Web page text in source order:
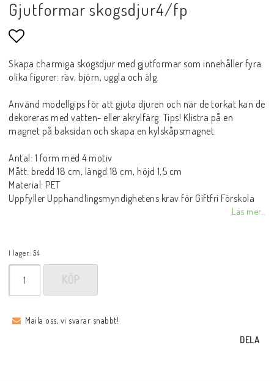
Gjutformar skogsdjur4/fp
Lägg till i favoritlistan
Skapa charmiga skogsdjur med gjutformar som innehåller fyra
olika figurer: räv, björn, uggla och älg.
Använd modellgips för att gjuta djuren och när de torkat kan de
dekoreras med vatten- eller akrylfärg. Tips! Klistra på en
magnet på baksidan och skapa en kylskåpsmagnet.
Antal: 1 form med 4 motiv
Mått: bredd 18 cm, längd 18 cm, höjd 1,5 cm
Material: PET
Uppfyller Upphandlingsmyndighetens krav för Giftfri Förskola
Läs mer...
I lager: 54
KÖP
Maila oss, vi svarar snabbt!
DELA